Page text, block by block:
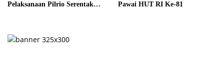
Pelaksanaan Pilrio Serentak
Pawai HUT RI Ke-81